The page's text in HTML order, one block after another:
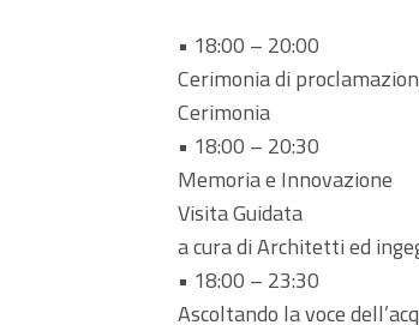
• 18:00 – 20:00
Cerimonia di
Cerimonia
• 18:00 – 20:30
Memoria e Innovazione
Visita Guidata
a cura di Architetti ed
• 18:00 – 23:30
Ascoltando la voce